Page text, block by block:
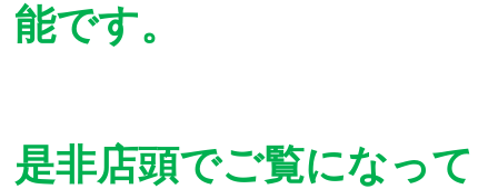
能です。
是非店頭でご覧になって